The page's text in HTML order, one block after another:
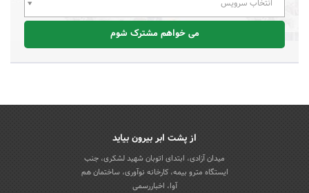
انتخاب سرویس
می خواهم مشترک شوم
از پشت ابر بیرون بیاید
میدان آزادی، ابتدای اتوبان شهید لشکری، جنب
ایستگاه مترو بیمه، کارخانه نوآوری، ساختمان هم
آوا، اخباررسمی